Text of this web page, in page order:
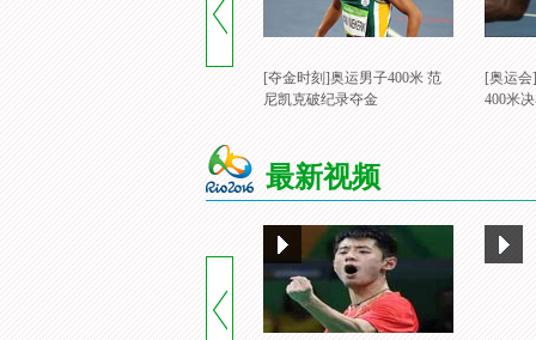
[夺金时刻]奥运男子400米 范
尼凯克破纪录夺金
[奥运
400米
最新视频